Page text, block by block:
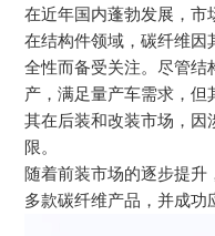
在近年国内蓬勃发展，市
在结构件领域，碳纤维因
全性而备受关注。尽管结
产，满足量产车需求，
其在后装和改装市场，因
限。
随着前装市场的逐步提
多款碳纤维产品，并成功